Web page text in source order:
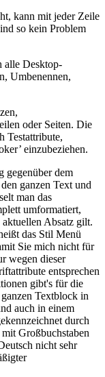
kann mit jeder Zeile
so kein Problem
alle Desktop-
Umbenennen,
oder Seiten. Die
Testattribute,
einzubeziehen.
gegenüber dem
ganzen Text und
man das
umformatiert,
Absatz gilt.
das Stil Menü
Sie mich nicht für
wegen dieser
entsprechen
gibt's für die
Textblock in
auch in einem
durch
Großbuchstaben
nicht sehr